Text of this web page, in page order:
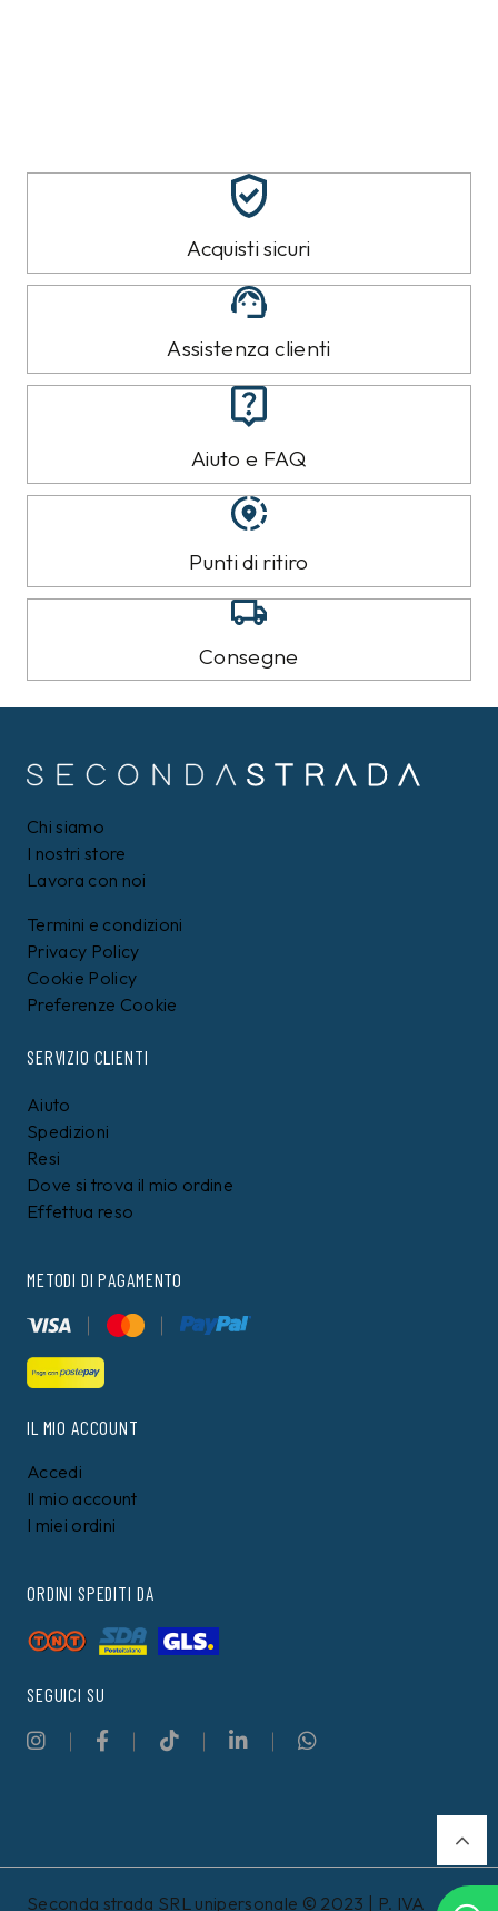
Acquisti sicuri
Assistenza clienti
Aiuto e FAQ
Punti di ritiro
Consegne
Chi siamo
I nostri store
Lavora con noi
Termini e condizioni
Privacy Policy
Cookie Policy
Preferenze Cookie
SERVIZIO CLIENTI
Aiuto
Spedizioni
Resi
Dove si trova il mio ordine
Effettua reso
METODI DI PAGAMENTO
IL MIO ACCOUNT
Accedi
Il mio account
I miei ordini
ORDINI SPEDITI DA
SEGUICI SU
Seconda strada SRL unipersonale © 2023 | P. IVA